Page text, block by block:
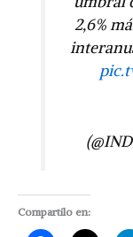
2,6%
Compartilo en: